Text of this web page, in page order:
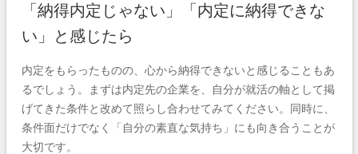
「納得内定じゃない」「内定に納得できな
い」と感じたら
内定をもらったものの、心から納得できないと感じることもあ
るでしょう。まずは内定先の企業を、自分が就活の軸として掲
げてきた条件と改めて照らし合わせてみてください。同時に、
条件面だけでなく「自分の素直な気持ち」にも向き合うことが
大切です。